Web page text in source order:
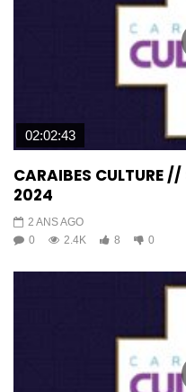
02:02:43
CARAIBES
2024
2 ANS AGO
0
2.4K 8 0